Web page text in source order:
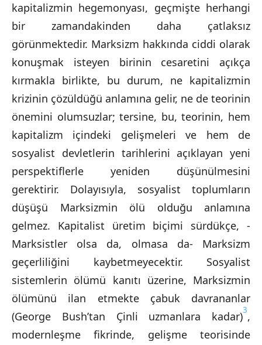
kapitalizmin hegemonyası, geçmişte herhangi
bir zamandakinden daha çatlaksız
görünmektedir. Marksizm hakkında ciddi olarak
konuşmak isteyen birinin cesaretini açıkça
kırmakla birlikte, bu durum, ne kapitalizmin
krizinin çözüldüğü anlamına gelir, ne de teorinin
önemini olumsuzlar; tersine, bu, teorinin, hem
kapitalizm içindeki gelişmeleri ve hem de
sosyalist devletlerin tarihlerini açıklayan yeni
perspektiflerle yeniden düşünülmesini
gerektirir. Dolayısıyla, sosyalist toplumların
düşüşü Marksizmin ölü olduğu anlamına
gelmez. Kapitalist üretim biçimi sürdükçe, -
Marksistler olsa da, olmasa da- Marksizm
geçerliliğini kaybetmeyecektir. Sosyalist
sistemlerin ölümü kanıtı üzerine, Marksizmin
ölümünü ilan etmekte çabuk davrananlar
(George Bush’tan Çinli uzmanlara kadar)3,
modernleşme fikrinde, gelişme teorisinde